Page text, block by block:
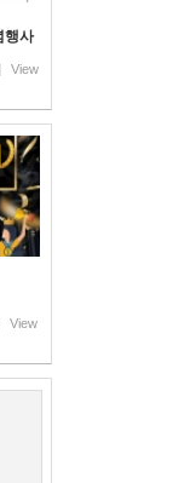
행사
View
View